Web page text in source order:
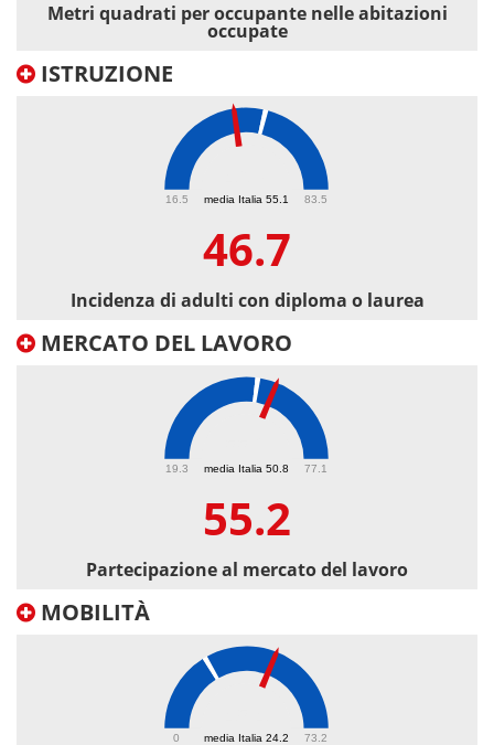
Metri quadrati per occupante nelle abitazioni
occupate
ISTRUZIONE
media Italia 55.1
16.5 83.5
46.7
Incidenza di adulti con diploma o laurea
MERCATO DEL LAVORO
media Italia 50.8
19.3 77.1
55.2
Partecipazione al mercato del lavoro
MOBILITÀ
media Italia 24.2
0 73.2